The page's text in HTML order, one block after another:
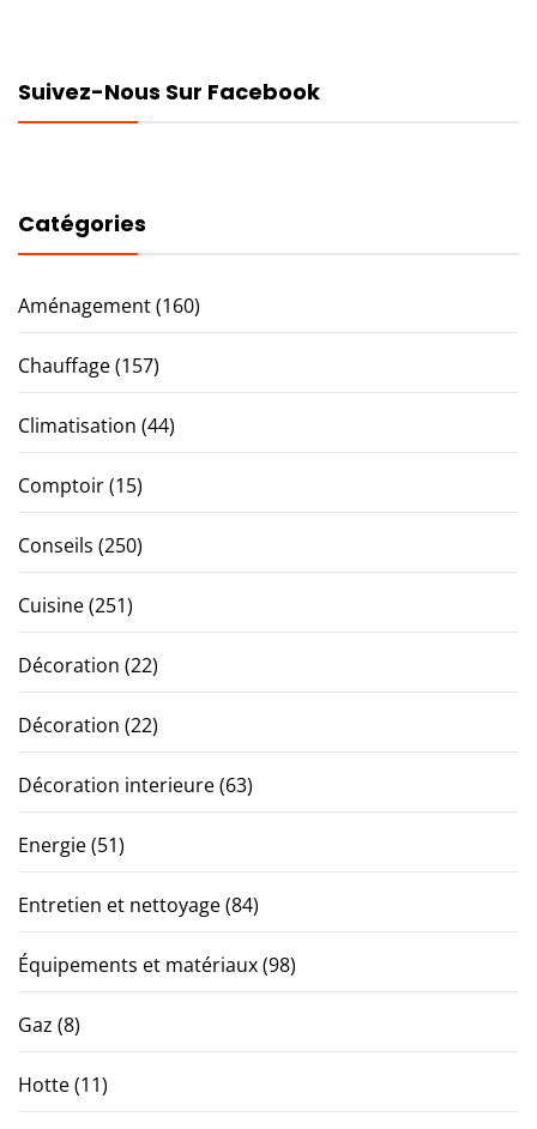
Suivez-Nous Sur Facebook
Catégories
Aménagement(160)
Chauffage(157)
Climatisation (44)
Comptoir(15)
Conseils (250)
Cuisine(251)
Décoration (22)
Décoration (22)
Décoration interieure(63)
Energie(51)
Entretien et nettoyage(84)
Équipements et matériaux(98)
Gaz (8)
Hotte(11)